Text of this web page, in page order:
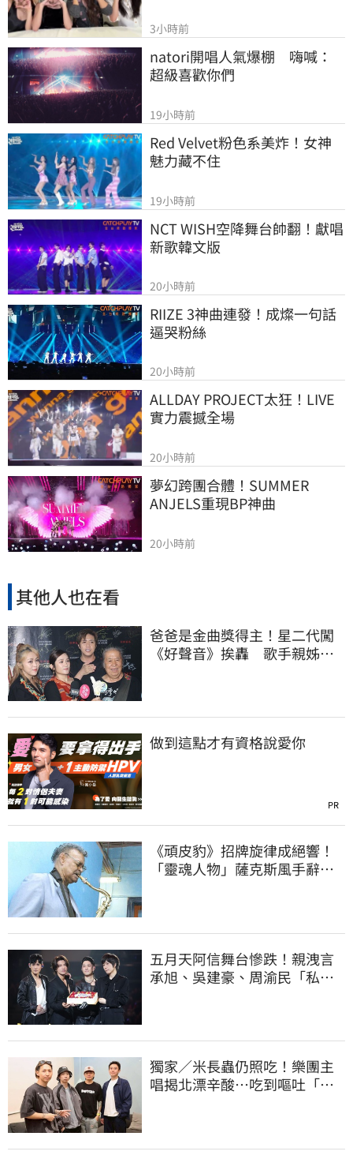
3小時前
natori開唱人氣爆棚　嗨喊：
超級喜歡你們
19小時前
Red Velvet粉色系美炸！女神
魅力藏不住
19小時前
NCT WISH空降舞台帥翻！獻唱
新歌韓文版
20小時前
RIIZE 3神曲連發！成燦一句話
逼哭粉絲
20小時前
ALLDAY PROJECT太狂！LIVE
實力震撼全場
20小時前
夢幻跨團合體！SUMMER
ANJELS重現BP神曲
20小時前
其他人也在看
爸爸是金曲獎得主！星二代闖
《好聲音》挨轟 歌手親姊心
做到這點才有資格說愛你
PR
《頑皮豹》招牌旋律成絕響！
「靈魂人物」薩克斯風手辭
五月天阿信舞台慘跌！親洩言
承旭、吳建豪、周渝民「私下
獨家／米長蟲仍照吃！樂團主
唱揭北漂辛酸…吃到嘔吐「廁